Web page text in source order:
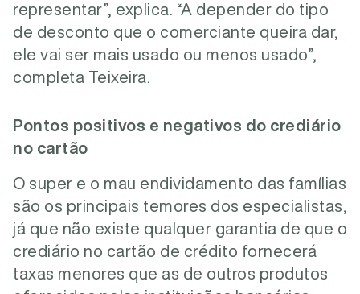
representar”, explica. “A depender do tipo
de desconto que o comerciante queira dar,
ele vai ser mais usado ou menos usado”,
completa Teixeira.
Pontos positivos e negativos do crediário
no cartão
O super e o mau endividamento das famílias
são os principais temores dos especialistas,
já que não existe qualquer garantia de que o
crediário no cartão de crédito fornecerá
taxas menores que as de outros produtos